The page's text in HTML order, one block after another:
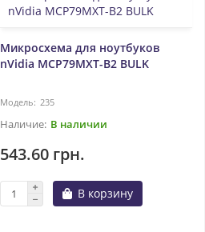
Микросхема для ноутбуков
nVidia MCP79MXT-B2 BULK
235
В наличии
543.60 грн.
В корзину